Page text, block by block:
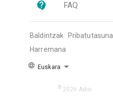
FAQ
Baldintzak
Pribatutasuna
Harremana
Euskara
© 2026 Adio.